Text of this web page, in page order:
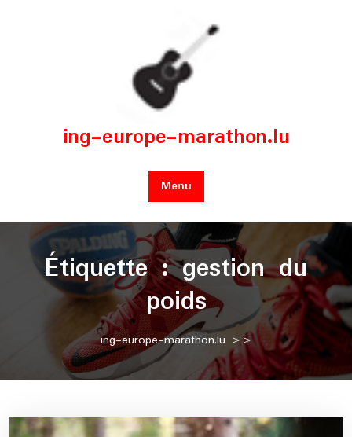
ing-europe-marathon.lu
Menu
Étiquette :gestion du
poids
ing-europe-marathon.lu >>